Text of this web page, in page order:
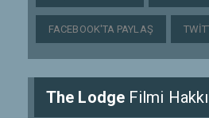
FACEBOOK'TA PAYLAŞ
The LodgeFilmi